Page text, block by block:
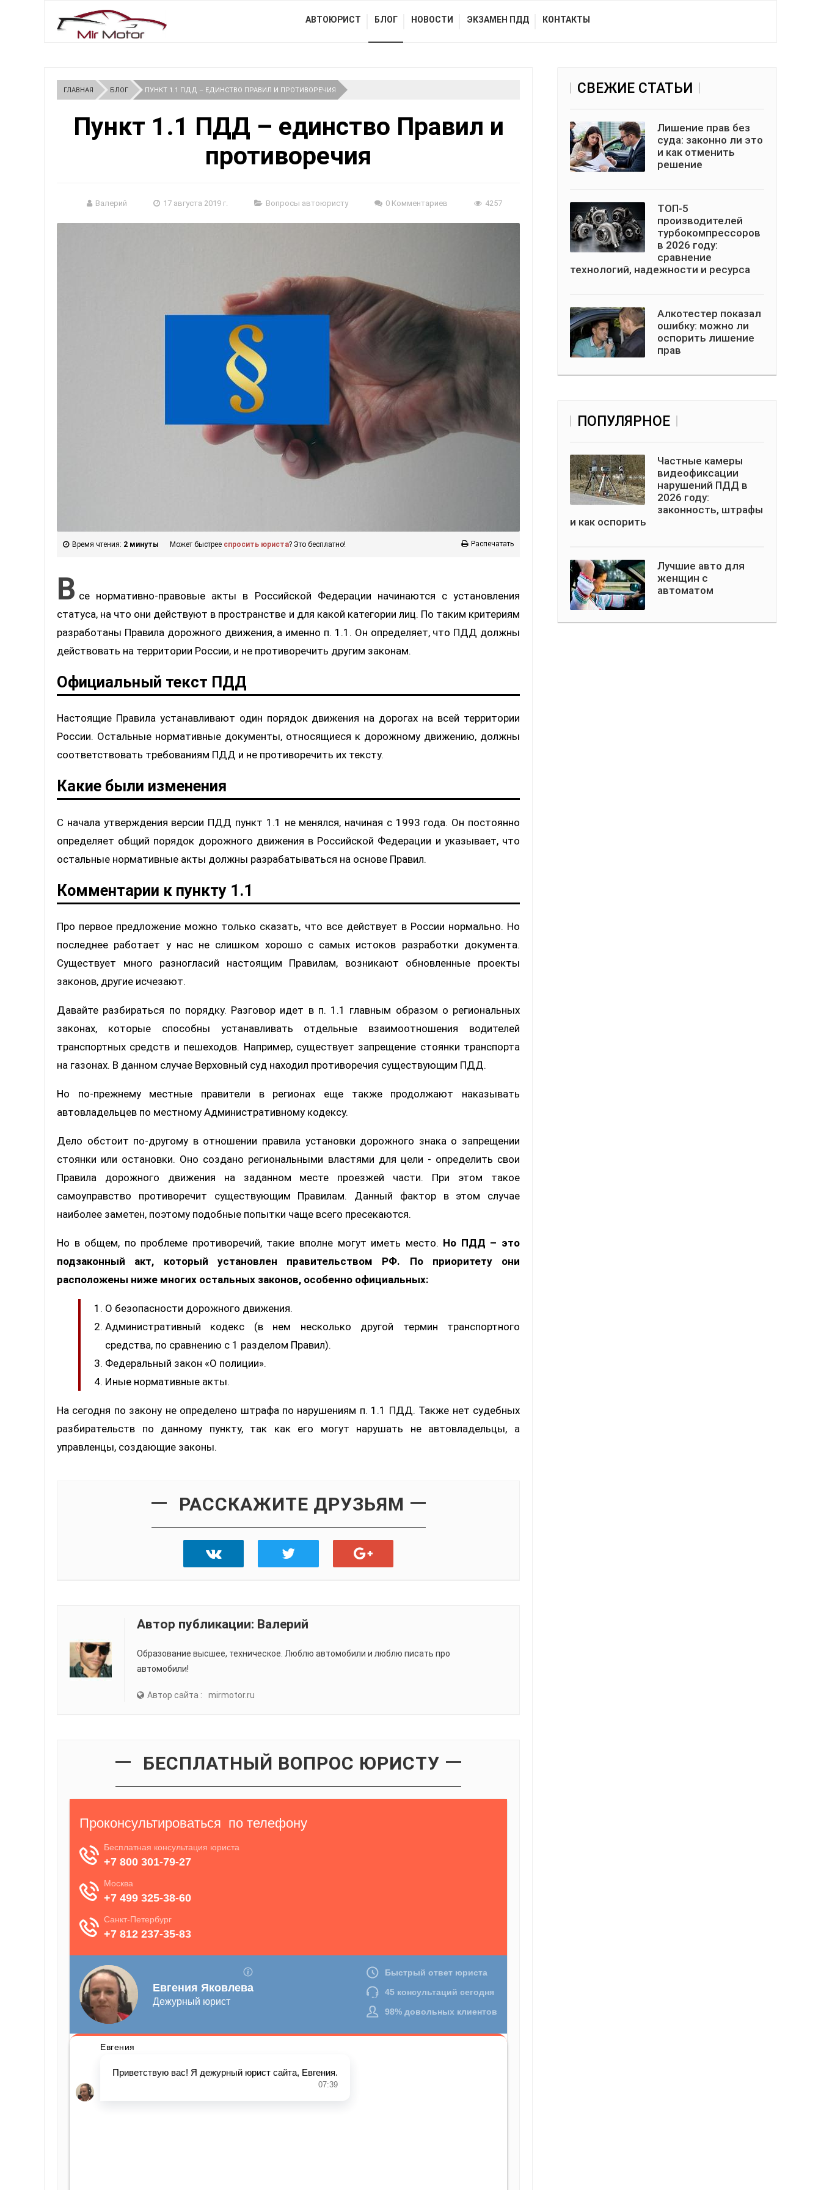
АВТОЮРИСТ БЛОГ НОВОСТИ ЭКЗАМЕН ПДД КОНТАКТЫ
ГЛАВНАЯ БЛОГ ПУНКТ 1.1 ПДД – ЕДИНСТВО ПРАВИЛ И ПРОТИВОРЕЧИЯ
Пункт 1.1 ПДД – единство Правил и
противоречия
Валерий 17 августа 2019 г. Вопросы автоюристу 0 Комментариев 4257
Время чтения: 2 минуты Может быстрее спросить юриста? Это бесплатно! Распечатать
В се нормативно-правовые акты в Российской Федерации начинаются с установления
статуса, на что они действуют в пространстве и для какой категории лиц. По таким критериям
разработаны Правила дорожного движения, а именно п. 1.1. Он определяет, что ПДД должны
действовать на территории России, и не противоречить другим законам.
Официальный текст ПДД
Настоящие Правила устанавливают один порядок движения на дорогах на всей территории
России. Остальные нормативные документы, относящиеся к дорожному движению, должны
соответствовать требованиям ПДД и не противоречить их тексту.
Какие были изменения
С начала утверждения версии ПДД пункт 1.1 не менялся, начиная с 1993 года. Он постоянно
определяет общий порядок дорожного движения в Российской Федерации и указывает, что
остальные нормативные акты должны разрабатываться на основе Правил.
Комментарии к пункту 1.1
Про первое предложение можно только сказать, что все действует в России нормально. Но
последнее работает у нас не слишком хорошо с самых истоков разработки документа.
Существует много разногласий настоящим Правилам, возникают обновленные проекты
законов, другие исчезают.
Давайте разбираться по порядку. Разговор идет в п. 1.1 главным образом о региональных
законах, которые способны устанавливать отдельные взаимоотношения водителей
транспортных средств и пешеходов. Например, существует запрещение стоянки транспорта
на газонах. В данном случае Верховный суд находил противоречия существующим ПДД.
Но по-прежнему местные правители в регионах еще также продолжают наказывать
автовладельцев по местному Административному кодексу.
Дело обстоит по-другому в отношении правила установки дорожного знака о запрещении
стоянки или остановки. Оно создано региональными властями для цели - определить свои
Правила дорожного движения на заданном месте проезжей части. При этом такое
самоуправство противоречит существующим Правилам. Данный фактор в этом случае
наиболее заметен, поэтому подобные попытки чаще всего пресекаются.
Но в общем, по проблеме противоречий, такие вполне могут иметь место. Но ПДД – это
подзаконный акт, который установлен правительством РФ. По приоритету они
расположены ниже многих остальных законов, особенно официальных:
О безопасности дорожного движения.
Административный кодекс (в нем несколько другой термин транспортного
средства, по сравнению с 1 разделом Правил).
Федеральный закон «О полиции».
Иные нормативные акты.
На сегодня по закону не определено штрафа по нарушениям п. 1.1 ПДД. Также нет судебных
разбирательств по данному пункту, так как его могут нарушать не автовладельцы, а
управленцы, создающие законы.
РАССКАЖИТЕ ДРУЗЬЯМ
Автор публикации: Валерий
Образование высшее, техническое. Люблю автомобили и люблю писать про
автомобили!
Автор сайта : mirmotor.ru
БЕСПЛАТНЫЙ ВОПРОС ЮРИСТУ
СВЕЖИЕ СТАТЬИ
Лишение прав без
суда: законно ли это
и как отменить
решение
ТОП-5
производителей
турбокомпрессоров
в 2026 году:
сравнение
технологий, надежности и ресурса
Алкотестер показал
ошибку: можно ли
оспорить лишение
прав
ПОПУЛЯРНОЕ
Частные камеры
видеофиксации
нарушений ПДД в
2026 году:
законность, штрафы
и как оспорить
Лучшие авто для
женщин с
автоматом